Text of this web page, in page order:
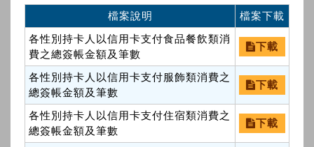
檔案說明
檔案下載
各性別持卡人以信用卡支付食品餐飲類消
費之總簽帳金額及筆數
下載
各性別持卡人以信用卡支付服飾類消費之
總簽帳金額及筆數
下載
各性別持卡人以信用卡支付住宿類消費之
總簽帳金額及筆數
下載